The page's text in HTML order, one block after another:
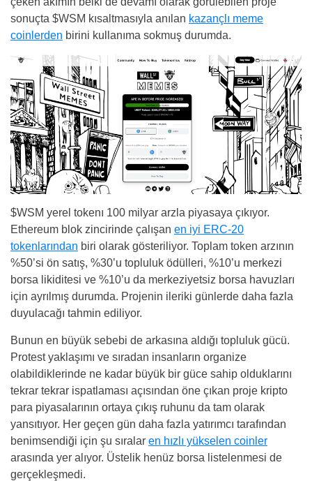
sonuçta $WSM kısaltmasıyla anılan kazançlı meme
coinlerden birini kullanıma sokmuş durumda.
$WSM yerel tokenı 100 milyar arzla piyasaya çıkıyor.
Ethereum blok zincirinde çalışan en iyi ERC-20
tokenlarından biri olarak gösteriliyor. Toplam token arzının
%50’si ön satış, %30’u topluluk ödülleri, %10’u merkezi
borsa likiditesi ve %10’u da merkeziyetsiz borsa havuzları
için ayrılmış durumda. Projenin ileriki günlerde daha fazla
duyulacağı tahmin ediliyor.
Bunun en büyük sebebi de arkasına aldığı topluluk gücü.
Protest yaklaşımı ve sıradan insanların organize
olabildiklerinde ne kadar büyük bir güce sahip olduklarını
tekrar tekrar ispatlaması açısından öne çıkan proje kripto
para piyasalarının ortaya çıkış ruhunu da tam olarak
yansıtıyor. Her geçen gün daha fazla yatırımcı tarafından
benimsendiği için şu sıralar en hızlı yükselen coinler
arasında yer alıyor. Üstelik henüz borsa listelenmesi de
gerçekleşmedi.